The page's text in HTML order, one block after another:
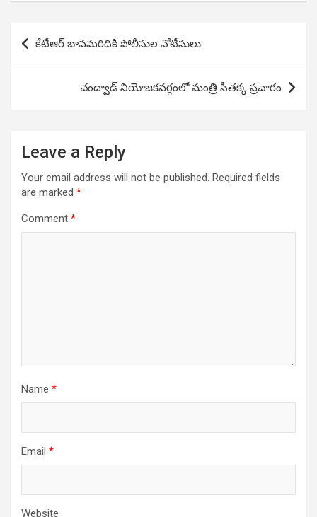
Post
navigation
కేటీఆర్ బావమరిదికి పోలీసుల నోటీసులు
చంద్వాడ్ నియోజకవర్గంలో మంత్రి సీతక్క ప్రచారం
Leave a Reply
Your email address will not be published. Required fields
are marked *
Comment *
Name *
Email *
Website